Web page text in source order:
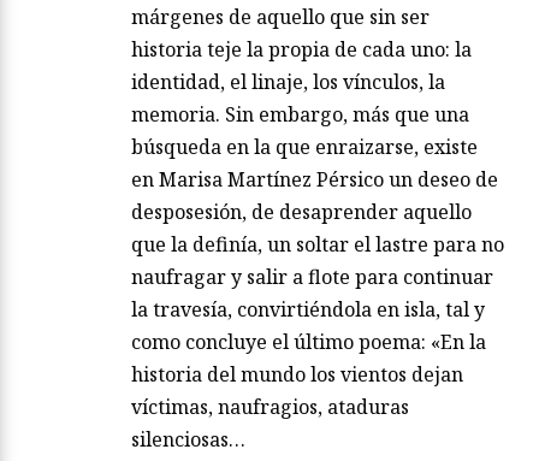
márgenes de aquello que sin ser
historia teje la propia de cada uno: la
identidad, el linaje, los vínculos, la
memoria. Sin embargo, más que una
búsqueda en la que enraizarse, existe
en Marisa Martínez Pérsico un deseo de
desposesión, de desaprender aquello
que la definía, un soltar el lastre para no
naufragar y salir a flote para continuar
la travesía, convirtiéndola en isla, tal y
como concluye el último poema: «En la
historia del mundo los vientos dejan
víctimas, naufragios, ataduras
silenciosas…